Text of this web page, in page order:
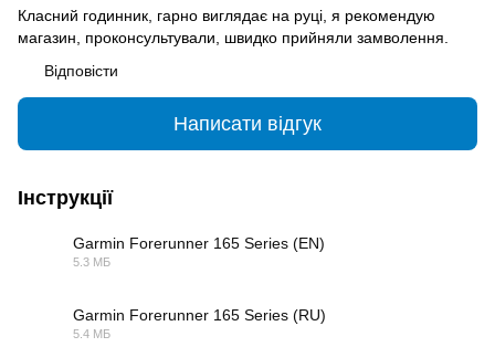
Класний годинник, гарно виглядає на руці, я рекомендую
магазин, проконсультували, швидко прийняли замволення.
Відповісти
Написати відгук
Інструкції
Garmin Forerunner 165 Series (EN)
5.3 МБ
Garmin Forerunner 165 Series (RU)
5.4 МБ